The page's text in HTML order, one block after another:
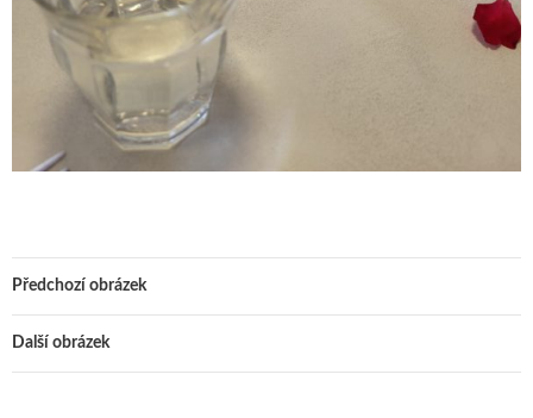
Předchozí obrázek
Další obrázek